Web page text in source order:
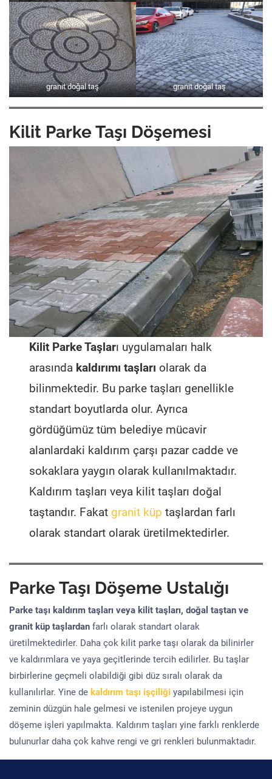
granit doğal taş granit doğal taş
Kilit Parke Taşı Döşemesi
Kilit Parke Taşları uygulamaları halk
arasında kaldırımı taşları olarak da
bilinmektedir. Bu parke taşları genellikle
standart boyutlarda olur. Ayrıca
gördüğümüz tüm belediye mücavir
alanlardaki kaldırım çarşı pazar cadde ve
sokaklara yaygın olarak kullanılmaktadır.
Kaldırım taşları veya kilit taşları doğal
taştandır. Fakat granit küp taşlardan farlı
olarak standart olarak üretilmektedirler.
Parke Taşı Döşeme Ustalığı
Parke taşı kaldırım taşları veya kilit taşları, doğal taştan ve
granit küp taşlardan farlı olarak standart olarak
üretilmektedirler. Daha çok kilit parke taşı olarak da bilinirler
ve kaldırımlara ve yaya geçitlerinde tercih edilirler. Bu taşlar
birbirlerine geçmeli olabildiği gibi düz sıralı olarak da
kullanılırlar. Yine de kaldırım taşı işçiliği yapılabilmesi için
zeminin düzgün hale gelmesi ve istenilen projeye uygun
döşeme işleri yapılmakta. Kaldırım taşları yine farklı renklerde
bulunurlar daha çok kahve rengi ve gri renkleri bulunmaktadır.